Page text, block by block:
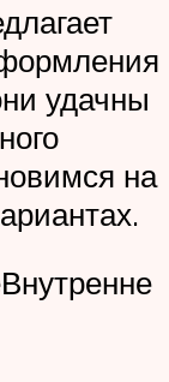
удачны
на